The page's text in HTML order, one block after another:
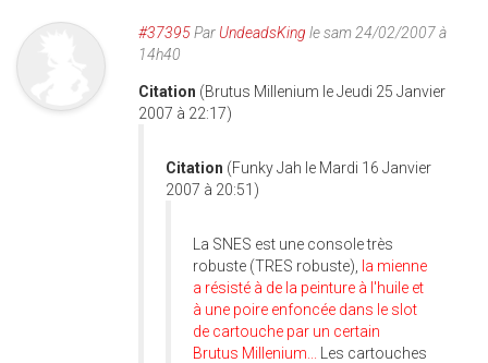
#37395Par UndeadsKing le sam 24/02/2007 à
14h40
Citation (Brutus Millenium le Jeudi 25 Janvier
2007 à 22:17)
Citation (Funky Jah le Mardi 16 Janvier
2007 à 20:51)
La SNES est une console très
robuste (TRES robuste),
la mienne
a résisté à de la peinture à l'huile et
à une poire enfoncée dans le slot
de cartouche par un certain
Brutus Millenium...
Les cartouches